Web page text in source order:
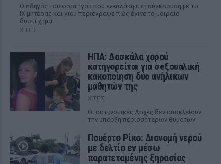
Ο οδηγός του φορτηγού που ενεπλάκη στη σύγκρουση με το
ΙΧ μητέρας και γιου περιέγραψε πώς έγινε το μοιραίο
δυστύχημα.
ΧΤΕΣ
ΗΠΑ: Δασκάλα χορού
κατηγορείται για σeξουαλική
κακοποίηση δύο ανήλικων
μαθητών της
ΧΤΕΣ
Οι αστυνομικές Αρχές δεν αποκλείουν
την ύπαρξη περισσότερων θυμάτων
Πουέρτο Ρίκο: Διανομή νερού
με δελτίο εν μέσω
παρατεταμένης ξηρασίας